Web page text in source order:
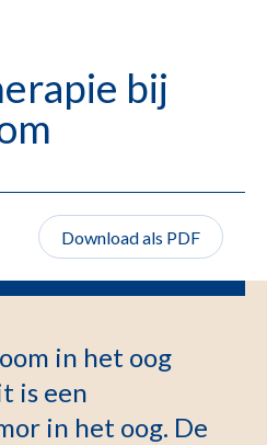
bij
Download als PDF
in het oog
is een
in het oog. De